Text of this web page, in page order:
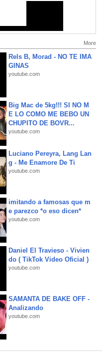
More
Rels B, Morad - NO TE IMA
GINAS
youtube.com
Big Mac de 5kg!!! SI NO M
E LO COMO ME BEBO UN
CHUPITO DE BOVR...
youtube.com
Luciano Pereyra, Lang Lan
g - Me Enamore De Ti
youtube.com
imitando a famosas que m
e parezco *o eso dicen*
youtube.com
Daniel El Travieso - Vivien
do ( TikTok Video Oficial )
youtube.com
SAMANTA DE BAKE OFF -
Analizando
youtube.com